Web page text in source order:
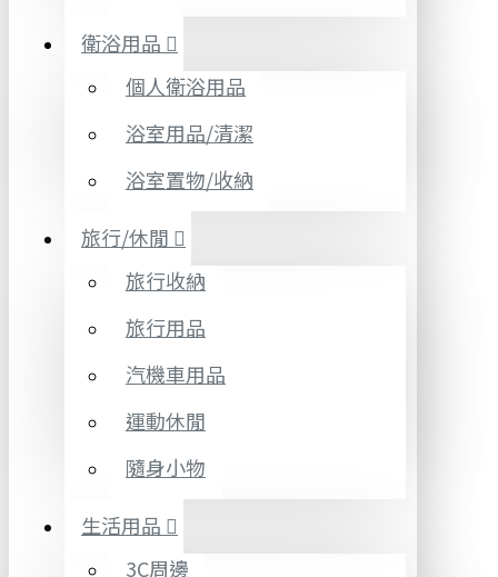
衛浴用品
個人衛浴用品
浴室用品/清潔
浴室置物/收納
旅行/休閒
旅行收納
旅行用品
汽機車用品
運動休閒
隨身小物
生活用品
3C周邊